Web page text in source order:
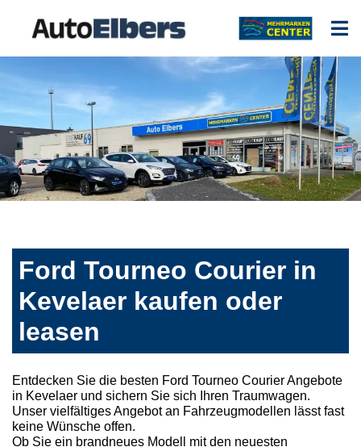
Ford Tourneo Courier in
Kevelaer kaufen oder
leasen
Entdecken Sie die besten Ford Tourneo Courier Angebote
in Kevelaer und sichern Sie sich Ihren Traumwagen.
Unser vielfältiges Angebot an Fahrzeugmodellen lässt fast
keine Wünsche offen.
Ob Sie ein brandneues Modell mit den neuesten